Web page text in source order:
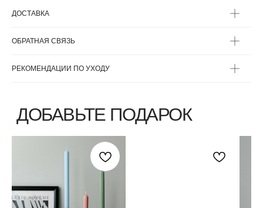
ДОСТАВКА
ОБРАТНАЯ СВЯЗЬ
РЕКОМЕНДАЦИИ ПО УХОДУ